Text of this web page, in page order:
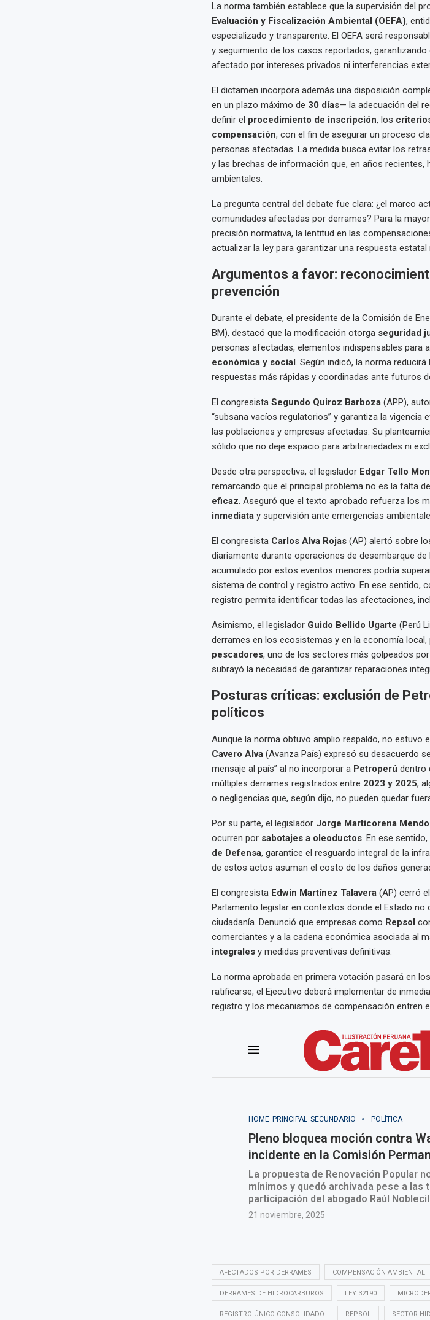
La norma también establece que la supervisión del
Evaluación y Fiscalización Ambiental (OEFA),
especializado y transparente. El OEFA será
y seguimiento de los casos reportados,
afectado por intereses privados ni interferencias
El dictamen incorpora además una disposición
en un plazo máximo de 30 días— la adecuación del
definir el procedimiento de inscripción, los
compensación, con el fin de asegurar un proceso
personas afectadas. La medida busca evitar los
y las brechas de información que, en años
ambientales.
La pregunta central del debate fue clara: ¿el marco
comunidades afectadas por derrames? Para la
precisión normativa, la lentitud en las
actualizar la ley para garantizar una respuesta
Argumentos a favor:
prevención
Durante el debate, el presidente de la Comisión de
BM), destacó que la modificación otorga seguridad
personas afectadas, elementos indispensables para
económica y social. Según indicó, la norma
respuestas más rápidas y coordinadas ante futuros
El congresista Segundo Quiroz Barboza(APP),
“subsana vacíos regulatorios” y garantiza la vigencia
las poblaciones y empresas afectadas. Su
sólido que no deje espacio para arbitrariedades ni
Desde otra perspectiva, el legislador Edgar Tello
remarcando que el principal problema no es la falta
eficaz. Aseguró que el texto aprobado refuerza los
inmediatay supervisión ante emergencias
El congresista Carlos Alva Rojas(AP) alertó sobre
diariamente durante operaciones de desembarque
acumulado por estos eventos menores podría
sistema de control y registro activo. En ese sentido,
registro permita identificar todas las afectaciones,
Asimismo, el legislador Guido Bellido Ugarte (Perú
derrames en los ecosistemas y en la economía
pescadores, uno de los sectores más golpeados
subrayó la necesidad de garantizar reparaciones
Posturas críticas: exclusión de
políticos
Aunque la norma obtuvo amplio respaldo, no estuvo
Cavero Alva(Avanza País) expresó su desacuerdo
mensaje al país” al no incorporar a Petroperú dentro
múltiples derrames registrados entre 2023 y 2025,
o negligencias que, según dijo, no pueden quedar
Por su parte, el legislador Jorge Marticorena
ocurren por sabotajes a oleoductos. En ese
de Defensa, garantice el resguardo integral de la
de estos actos asuman el costo de los daños
El congresista Edwin Martínez Talavera(AP) cerró
Parlamento legislar en contextos donde el Estado no
ciudadanía. Denunció que empresas como Repsol
comerciantes y a la cadena económica asociada al
integralesy medidas preventivas definitivas.
La norma aprobada en primera votación pasará en
ratificarse, el Ejecutivo deberá implementar de
registro y los mecanismos de compensación entren
AFECTADOS POR DERRAMES COMPENSACIÓN AMBIENTAL
DERRAMES DE HIDROCARBUROS LEY 32190
REGISTRO ÚNICO CONSOLIDADO REPSOL SECTOR